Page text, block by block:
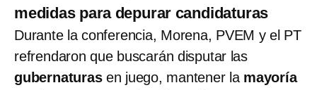
medidas para depurar candidaturas
Durante la conferencia, Morena, PVEM y el PT
refrendaron que buscarán disputar las
gubernaturasen juego, mantener la mayoría